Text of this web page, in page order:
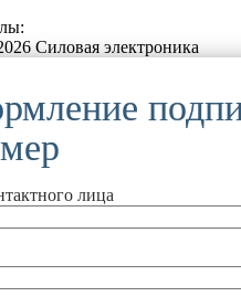
Силовая электроника
лица